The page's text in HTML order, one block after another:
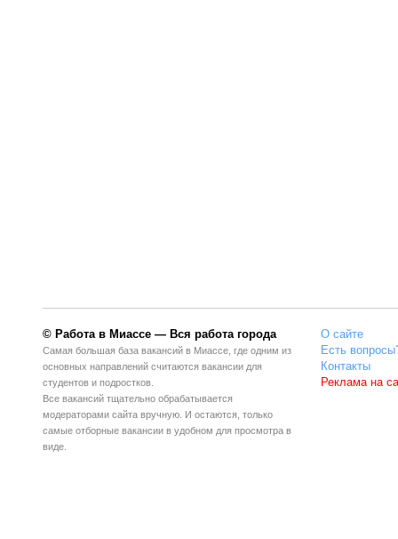
© Работа в Миассе — Вся работа города
Самая большая база вакансий в Миассе, где одним из
основных направлений считаются вакансии для
студентов и подростков.
Все вакансий тщательно обрабатывается
модераторами сайта вручную. И остаются, только
самые отборные вакансии в удобном для просмотра в
виде.
О сайте
Есть
Контакты
Реклама на